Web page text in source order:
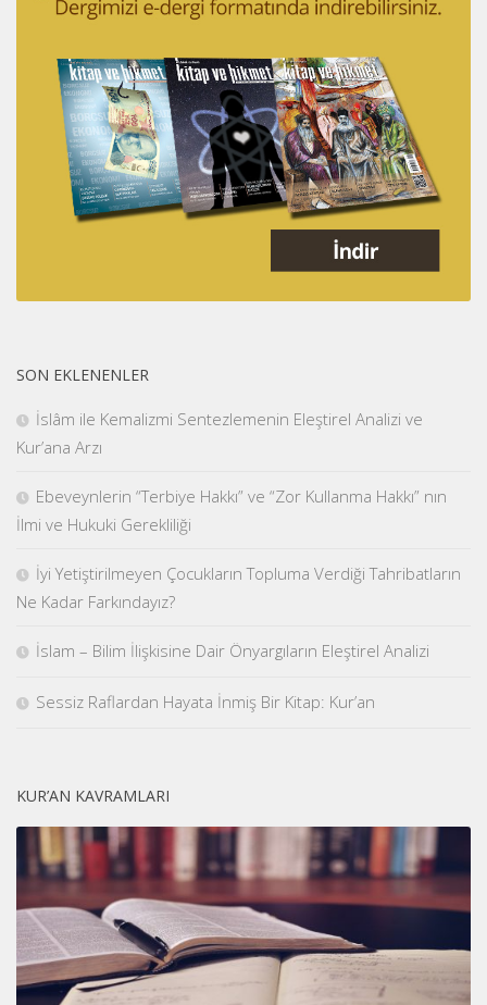
SON EKLENENLER
İslâm ile Kemalizmi Sentezlemenin Eleştirel Analizi ve
Kur’ana Arzı
Ebeveynlerin “Terbiye Hakkı” ve “Zor Kullanma Hakkı” nın
İlmi ve Hukuki Gerekliliği
İyi Yetiştirilmeyen Çocukların Topluma Verdiği Tahribatların
Ne Kadar Farkındayız?
İslam – Bilim İlişkisine Dair Önyargıların Eleştirel Analizi
Sessiz Raflardan Hayata İnmiş Bir Kitap: Kur’an
KUR’AN KAVRAMLARI